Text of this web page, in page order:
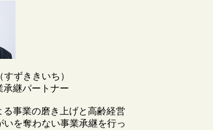
ずききいち）
承継パートナー
る事業の磨き上げと高齢経営
いを奪わない事業承継を行っ